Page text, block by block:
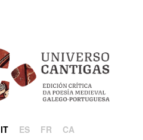
IT ES FR CA